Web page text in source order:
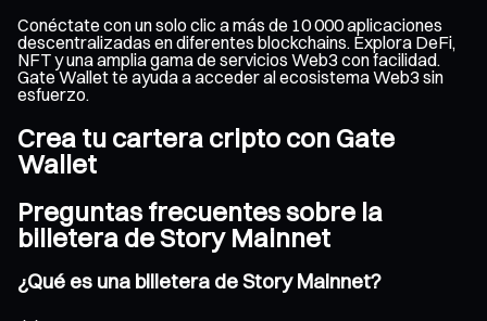
Conéctate con un solo clic a más de 10 000 aplicaciones
descentralizadas en diferentes blockchains. Explora DeFi,
NFT y una amplia gama de servicios Web3 con facilidad.
Gate Wallet te ayuda a acceder al ecosistema Web3 sin
esfuerzo.
Crea tu cartera cripto con Gate
Wallet
Preguntas frecuentes sobre la
billetera de Story Mainnet
¿Qué es una billetera de Story Mainnet?